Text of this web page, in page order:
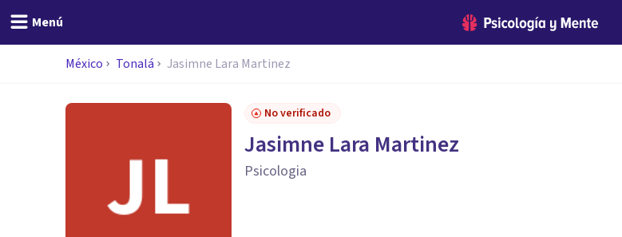
Menú
México Tonalá Jasimne Lara Martinez
No verificado
Jasimne Lara Martinez
Psicologia